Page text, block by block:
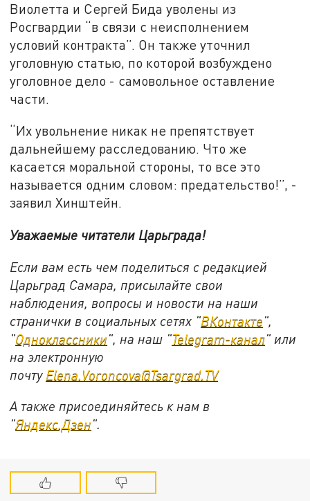
Виолетта и Сергей Бида уволены из
Росгвардии “в связи с неисполнением
условий контракта”. Он также уточнил
уголовную статью, по которой возбуждено
уголовное дело - самовольное оставление
части.
“Их увольнение никак не препятствует
дальнейшему расследованию. Что же
касается моральной стороны, то все это
называется одним словом: предательство!”, -
заявил Хинштейн.
Уважаемые читатели Царьграда!
Если вам есть чем поделиться с редакцией
Царьград Самара, присылайте свои
наблюдения, вопросы и новости на наши
странички в социальных сетях "ВКонтакте",
"Одноклассники", на наш "Telegram-канал" или
на электронную
почту Elena.Voroncova@Tsargrad.TV
А также присоединяйтесь к нам в
"Яндекс.Дзен".